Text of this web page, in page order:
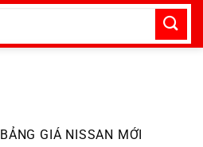
BẢNG GIÁ NISSAN MỚI